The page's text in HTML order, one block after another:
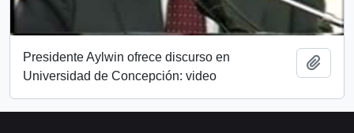
Presidente Aylwin ofrece discurso en
Universidad de Concepción: video